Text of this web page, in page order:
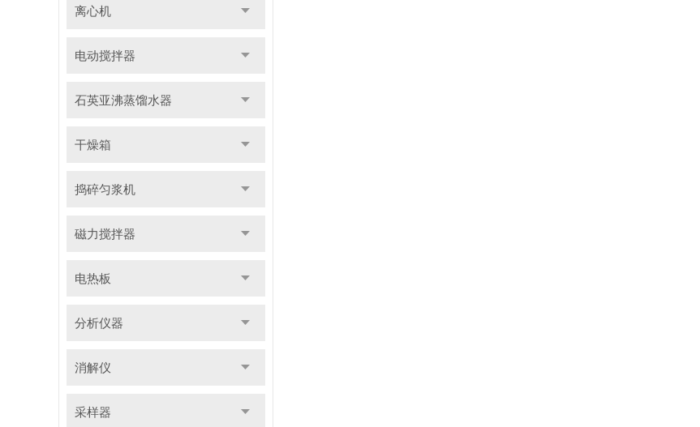
离心机
电动搅拌器
石英亚沸蒸馏水器
干燥箱
捣碎匀浆机
磁力搅拌器
电热板
分析仪器
消解仪
采样器